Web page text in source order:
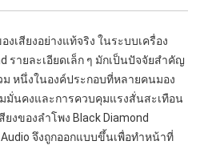
เสียงอย่างแท้จริง ในระบบเครื่อง
รายละเอียดเล็ก ๆ มักเป็นปัจจัยสำคัญ
หนึ่งในองค์ประกอบที่หลายคนมอง
มั่นคงและการควบคุมแรงสั่นสะเทือน
งของลำโพง Black Diamond
จึงถูกออกแบบขึ้นเพื่อทำหน้าที่